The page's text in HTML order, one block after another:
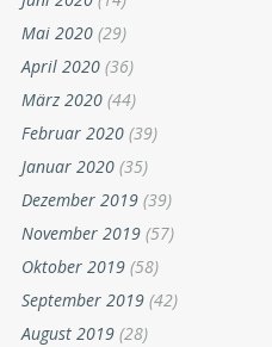
Mai 2020 (29)
April 2020 (36)
März 2020 (44)
Februar 2020 (39)
Januar 2020 (35)
Dezember 2019 (39)
November 2019 (57)
Oktober 2019 (58)
September 2019 (42)
August 2019 (28)